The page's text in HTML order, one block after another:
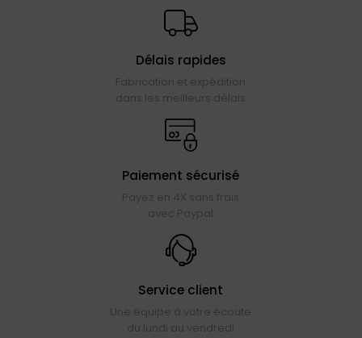
Délais rapides
Fabrication et expédition
dans les meilleurs délais
Paiement sécurisé
Payez en 4X sans frais
avec Paypal
Service client
Une équipe à votre écoute
du lundi au vendredi